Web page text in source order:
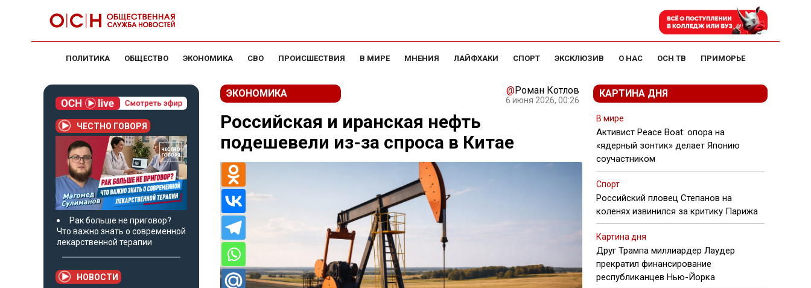
ПОЛИТИКА ОБЩЕСТВО ЭКОНОМИКА СВО ПРОИСШЕСТВИЯ В МИРЕ МНЕНИЯ ЛАЙФХАКИ СПОРТ ЭКСКЛЮЗИВ О НАС ОСН ТВ ПРИМОРЬЕ
ЧЕСТНО ГОВОРЯ
Рак больше не приговор?
Что важно знать о современной
лекарственной терапии
НОВОСТИ
ЭКОНОМИКА @Роман Котлов
6 июня 2026, 00:26
Российская и иранская нефть
подешевели из-за спроса в Китае
КАРТИНА ДНЯ
В мире
Активист Peace Boat: опора на
«ядерный зонтик» делает Японию
соучастником
Спорт
Российский пловец Степанов на
коленях извинился за критику Парижа
Картина дня
Друг Трампа миллиардер Лаудер
прекратил финансирование
республиканцев Нью-Йорка